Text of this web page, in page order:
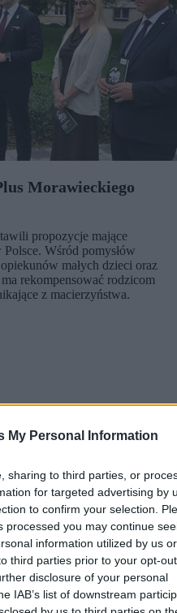
My Personal Information
sharing to third parties, or
for targeted advertising by
to confirm your selection.
you may continue
information utilized by us or
third parties prior to your opt-
disclosure of your personal
IAB’s list of downstream
Morawieckiego
propozycje mające
Wśród pomysłów
małych dzieci oraz
rekompensować rodzicom
z macierzyństwa.